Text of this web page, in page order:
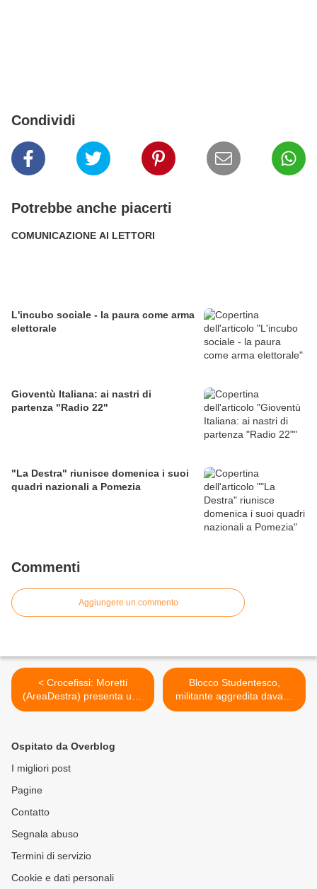
Condividi
Potrebbe anche piacerti
COMUNICAZIONE AI LETTORI
L'incubo sociale - la paura come arma
elettorale
Gioventù Italiana: ai nastri di
partenza "Radio 22"
"La Destra" riunisce domenica i suoi
quadri nazionali a Pomezia
Commenti
Aggiungere un commento
< Crocefissi: Moretti
(AreaDestra) presenta una
mozione in Consiglio
Blocco Studentesco,
militante aggredita davanti
alla scuola a Reggio Emilia
Ospitato da Overblog
I migliori post
Pagine
Contatto
Segnala abuso
Termini di servizio
Cookie e dati personali